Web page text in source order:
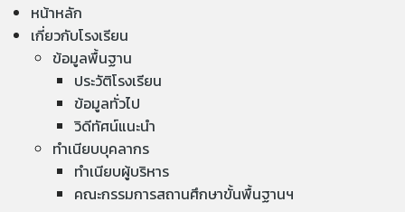
หน้าหลัก
เกี่ยวกับโรงเรียน
ข้อมูลพื้นฐาน
ประวัติโรงเรียน
ข้อมูลทั่วไป
วิดีทัศน์แนะนำ
ทำเนียบบุคลากร
ทำเนียบผู้บริหาร
คณะกรรมการสถานศึกษาขั้นพื้นฐานฯ